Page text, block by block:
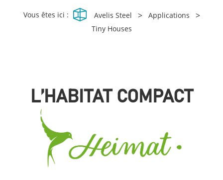
Vous êtes ici : Avelis Steel > Applications >
Tiny Houses
L’HABITAT COMPACT